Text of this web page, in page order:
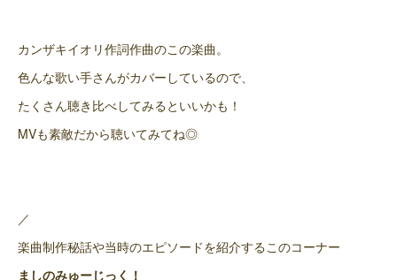
カンザキイオリ作詞作曲のこの楽曲。
色んな歌い手さんがカバーしているので、
たくさん聴き比べしてみるといいかも！
MVも素敵だから聴いてみてね◎
／
楽曲制作秘話や当時のエピソードを紹介するこのコーナー
ましのみゅーじっく！